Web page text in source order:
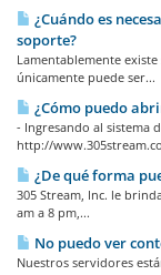
¿Cuándo es
soporte?
Lamentablemente
únicamente puede ser...
¿Cómo puedo
- Ingresando al sistema
http://
¿De qué forma
305 Stream, Inc. le
am a 8 pm,...
No puedo ver
Nuestros servidores